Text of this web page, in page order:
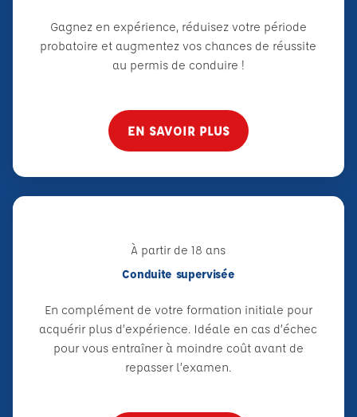
Gagnez en expérience, réduisez votre période
probatoire et augmentez vos chances de réussite
au permis de conduire !
EN SAVOIR PLUS
À partir de 18 ans
Conduite supervisée
En complément de votre formation initiale pour
acquérir plus d’expérience. Idéale en cas d’échec
pour vous entraîner à moindre coût avant de
repasser l’examen.